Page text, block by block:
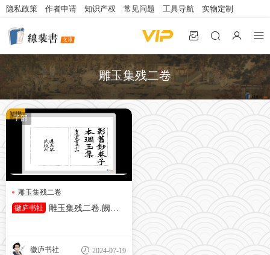
隐私政策 作者申请 知识产权 常见问题 工具导航 实物定制
雕玉集残二卷
子部
雕玉集残二卷
徽庐书社
雕玉集残二卷.阙名.
徽庐书社 2024-07-19
VIP